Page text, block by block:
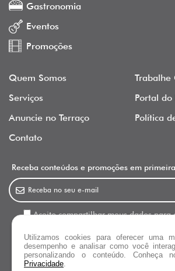
Gastronomia
Eventos
Promoções
Quem Somos
Serviços
Anuncie no Terraço
Contato
Trabalhe
Portal do
Política
Receba conteúdos e promoções em
Aceito compartilhar meus dados para
newsletter, informativos e outras ações de
Shopping.
Siga oTerraço Shopping
Utilizamos cookies para oferecer uma
desempenho e analisar como você
personalizando o conteúdo. Conheça
Privacidade.